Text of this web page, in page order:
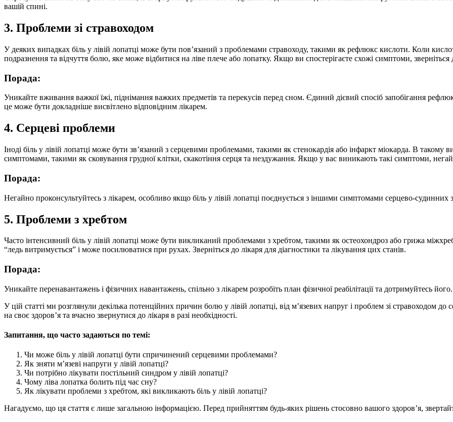
вашій спині.
3. Проблеми зі стравоходом
У деяких випадках біль у лівій лопатці може бути пов’язаний з проблемами стравоходу, такими як рефлюкс кислоти. Коли
подразнення та відчуття болю, яке може відбитися на ліве плече або лопатку. Якщо ви спостерігаєте схожі симптоми, зверніться
Порада:
Уникайте вживання важкої їжі, піднімання важких предметів та перекусів перед сном. Єдиний дієвий спосіб запобігання
це може бути докладніше висвітлено відповідним лікарем.
4. Серцеві проблеми
Іноді біль у лівій лопатці може бути зв’язаний з серцевими проблемами, такими як стенокардія або інфаркт міокарда. В
симптомами, такими як сковування грудної клітки, скакотіння серця та нездужання. Якщо у вас виникають такі симптоми,
Порада:
Негайно проконсультуйтесь з лікарем, особливо якщо біль у лівій лопатці поєднується з іншими симптомами серцево-судинних
5. Проблеми з хребтом
Часто інтенсивний біль у лівій лопатці може бути викликаний проблемами з хребтом, такими як остеохондроз або грижа
“ледь витримується” і може посилюватися при рухах. Зверніться до лікаря для діагностики та лікування цих станів.
Порада:
Уникайте перенавантажень і фізичних навантажень, спільно з лікарем розробіть план фізичної реабілітації та дотримуйтесь його.
У цій статті ми розглянули декілька потенційних причин болю у лівій лопатці, від м’язевих напруг і проблем зі стравоходом
на своє здоров’я та вчасно звернутися до лікаря в разі необхідності.
Запитання, що часто задаються по темі:
Чи може біль у лівій лопатці бути спричинений серцевими проблемами?
Як зняти м’язеві напруги у лівій лопатці?
Чи потрібно лікувати постільний синдром у лівій лопатці?
Чому ліва лопатка болить під час сну?
Як лікувати проблеми з хребтом, які викликають біль у лівій лопатці?
Нагадуємо, що ця стаття є лише загальною інформацією. Перед прийняттям будь-яких рішень стосовно вашого здоров’я,